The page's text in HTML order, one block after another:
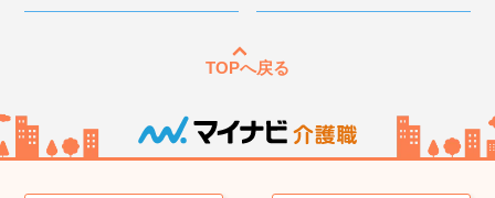
TOPへ戻る